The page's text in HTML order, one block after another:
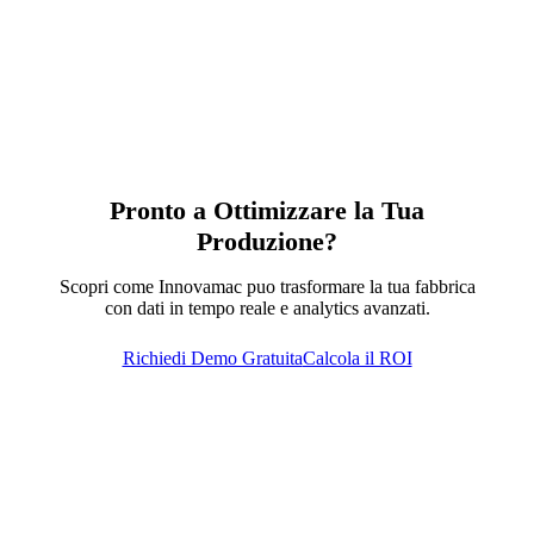
Pronto a Ottimizzare la Tua
Produzione?
Scopri come Innovamac puo trasformare la tua fabbrica
con dati in tempo reale e analytics avanzati.
Richiedi Demo GratuitaCalcola il ROI